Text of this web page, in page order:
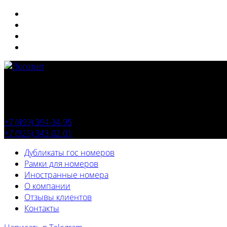
+7 (499) 394-34-95
+7 (925) 343-02-01
Дубликаты гос номеров
Рамки для номеров
Иностранные номера
О компании
Отзывы клиентов
Контакты